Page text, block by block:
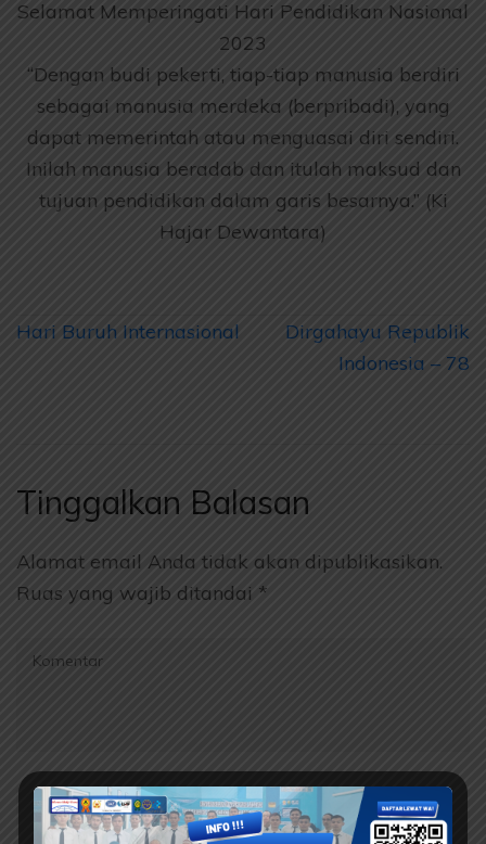
Selamat Memperingati Hari Pendidikan Nasional
2023
“Dengan budi pekerti, tiap-tiap manusia berdiri
sebagai manusia merdeka (berpribadi), yang
dapat memerintah atau menguasai diri sendiri.
Inilah manusia beradab dan itulah maksud dan
tujuan pendidikan dalam garis besarnya.” (Ki
Hajar Dewantara)
Navigasi
Hari Buruh Internasional
Dirgahayu Republik
Indonesia – 78
Tinggalkan Balasan
Alamat email Anda tidak akan dipublikasikan.
Ruas yang wajib ditandai *
Komentar
Name*